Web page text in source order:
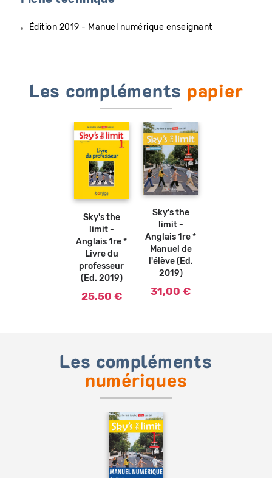
Édition 2019 - Manuel numérique enseignant
Les compléments papier
Sky's the
limit -
Anglais 1re *
Livre du
professeur
(Ed. 2019)
25,50 €
Ajouter
au
Sky's the
limit -
Anglais 1re *
Manuel de
l'élève (Ed.
2019)
31,00 €
Les compléments
numériques
Ajouter